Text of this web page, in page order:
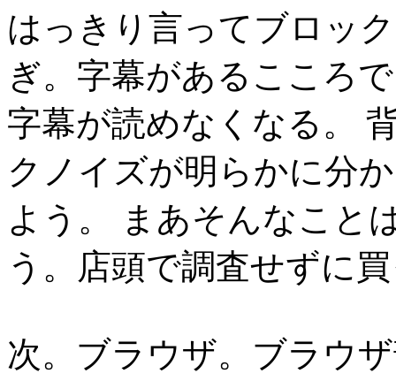
はっきり言ってブロッ
ぎ。字幕があるこころ
字幕が読めなくなる。
クノイズが明らかに分
よう。 まあそんなこと
う。店頭で調査せずに
次。ブラウザ。ブラウ